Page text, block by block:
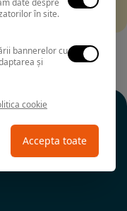
în site.
bannerelor cu
și
cookie
Accepta toate